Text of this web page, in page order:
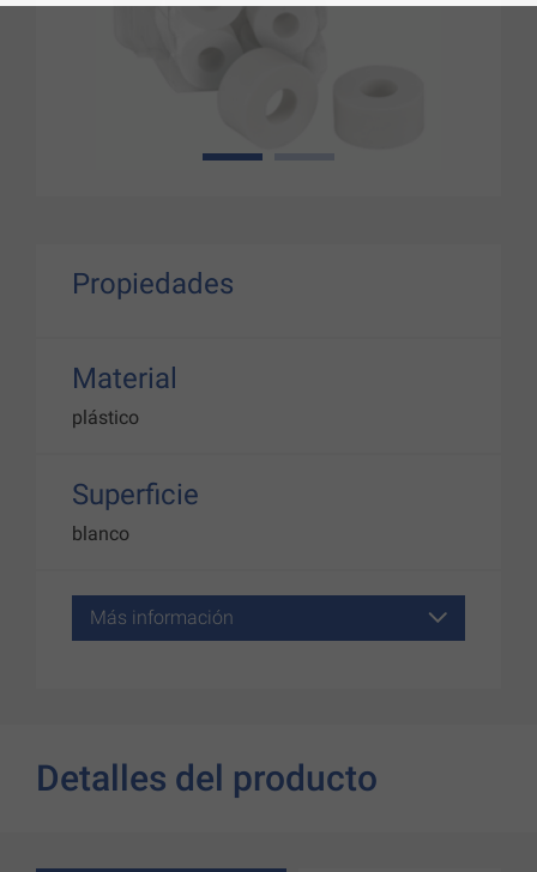
1
Propiedades
Material
plástico
Superficie
blanco
Más información
Detalles del producto